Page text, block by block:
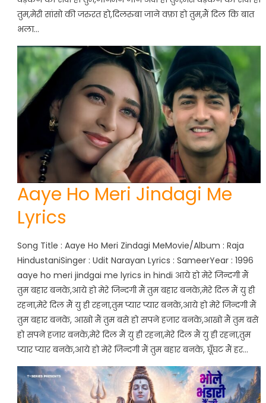
तुम,मेरी सांसो की जरुरत हो,दिलरुबा जाने वफ़ा हो तुम,मैं दिल कि बात
भला…
Aaye Ho Meri Jindagi Me
Lyrics
Song Title : Aaye Ho Meri Zindagi MeMovie/Album : Raja
HindustaniSinger : Udit Narayan Lyrics : SameerYear : 1996
aaye ho meri jindgai me lyrics in hindi आये हो मेरे जिन्दगी मैं
तुम बहार बनके,आये हो मेरे जिन्दगी मैं तुम बहार बनके,मेरे दिल मैं यु ही
रहना,मेरे दिल मैं यु ही रहना,तुम प्यार प्यार बनके,आये हो मेरे जिन्दगी मैं
तुम बहार बनके, आखो मैं तुम बसे हो सपने हजार बनके,आखो मैं तुम बसे
हो सपने हजार बनके,मेरे दिल मैं यु ही रहना,मेरे दिल मैं यु ही रहना,तुम
प्यार प्यार बनके,आये हो मेरे जिन्दगी मैं तुम बहार बनके, घूँघट मैं हर…